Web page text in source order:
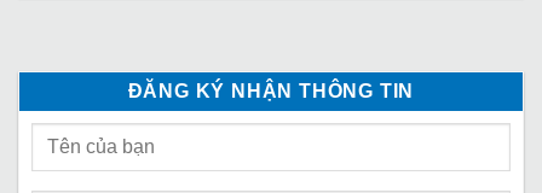
ĐĂNG KÝ NHẬN THÔNG TIN